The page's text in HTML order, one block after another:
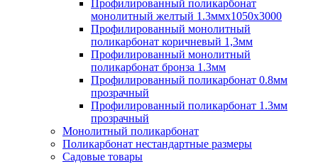
Профилированный поликарбонат
монолитный желтый 1.3ммх1050х3000
Профилированный монолитный
поликарбонат коричневый 1,3мм
Профилированный монолитный
поликарбонат бронза 1.3мм
Профилированный поликарбонат 0.8мм
прозрачный
Профилированный поликарбонат 1.3мм
прозрачный
Монолитный поликарбонат
Поликарбонат нестандартные размеры
Садовые товары